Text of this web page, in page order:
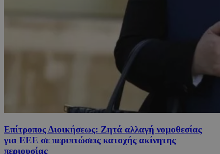
Επίτροπος Διοικήσεως: Ζητά αλλαγή νομοθεσίας
για ΕΕΕ σε περιπτώσεις κατοχής ακίνητης
περιουσίας